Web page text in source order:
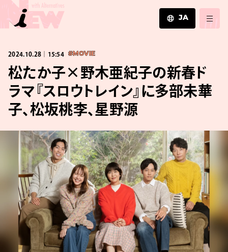
JA
ZH
2024.10.28｜15:54 #MOVIE
松たか子×野木亜紀子の新春ド
ラマ『スロウトレイン』に多部未華
子、松坂桃李、星野源